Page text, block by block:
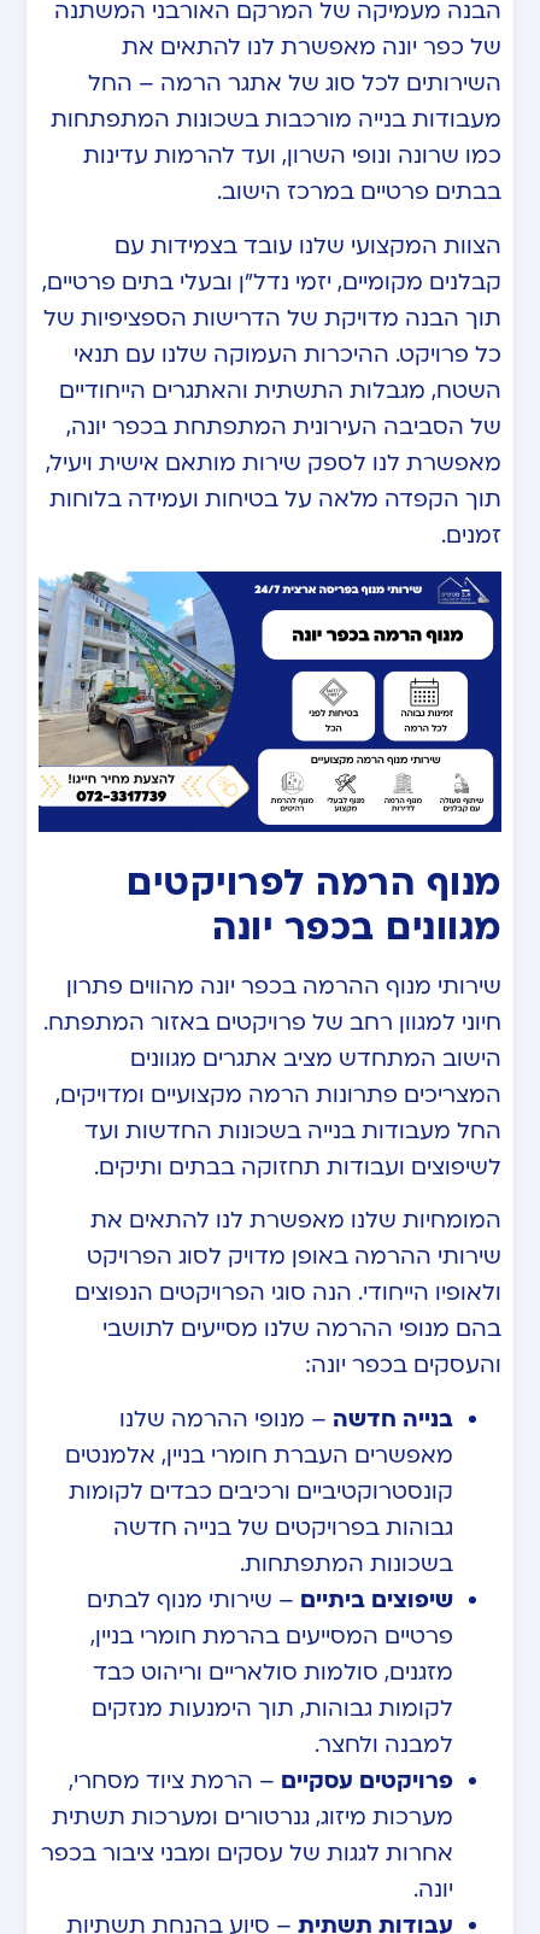
הבנה מעמיקה של המרקם האורבני המשתנה
של כפר יונה מאפשרת לנו להתאים את
השירותים לכל סוג של אתגר הרמה – החל
מעבודות בנייה מורכבות בשכונות המתפתחות
כמו שרונה ונופי השרון, ועד להרמות עדינות
בבתים פרטיים במרכז הישוב.
הצוות המקצועי שלנו עובד בצמידות עם
קבלנים מקומיים, יזמי נדל”ן ובעלי בתים פרטיים,
תוך הבנה מדויקת של הדרישות הספציפיות של
כל פרויקט. ההיכרות העמוקה שלנו עם תנאי
השטח, מגבלות התשתית והאתגרים הייחודיים
של הסביבה העירונית המתפתחת בכפר יונה,
מאפשרת לנו לספק שירות מותאם אישית ויעיל,
תוך הקפדה מלאה על בטיחות ועמידה בלוחות
זמנים.
מנוף הרמה לפרויקטים
מגוונים בכפר יונה
שירותי מנוף ההרמה בכפר יונה מהווים פתרון
חיוני למגוון רחב של פרויקטים באזור המתפתח.
הישוב המתחדש מציב אתגרים מגוונים
המצריכים פתרונות הרמה מקצועיים ומדויקים,
החל מעבודות בנייה בשכונות החדשות ועד
לשיפוצים ועבודות תחזוקה בבתים ותיקים.
המומחיות שלנו מאפשרת לנו להתאים את
שירותי ההרמה באופן מדויק לסוג הפרויקט
ולאופיו הייחודי. הנה סוגי הפרויקטים הנפוצים
בהם מנופי ההרמה שלנו מסייעים לתושבי
והעסקים בכפר יונה:
בנייה חדשה – מנופי ההרמה שלנו
מאפשרים העברת חומרי בניין, אלמנטים
קונסטרוקטיביים ורכיבים כבדים לקומות
גבוהות בפרויקטים של בנייה חדשה
בשכונות המתפתחות.
שיפוצים ביתיים – שירותי מנוף לבתים
פרטיים המסייעים בהרמת חומרי בניין,
מזגנים, סולמות סולאריים וריהוט כבד
לקומות גבוהות, תוך הימנעות מנזקים
למבנה ולחצר.
פרויקטים עסקיים – הרמת ציוד מסחרי,
מערכות מיזוג, גנרטורים ומערכות תשתית
אחרות לגגות של עסקים ומבני ציבור בכפר
יונה.
עבודות תשתית – סיוע בהנחת תשתיות